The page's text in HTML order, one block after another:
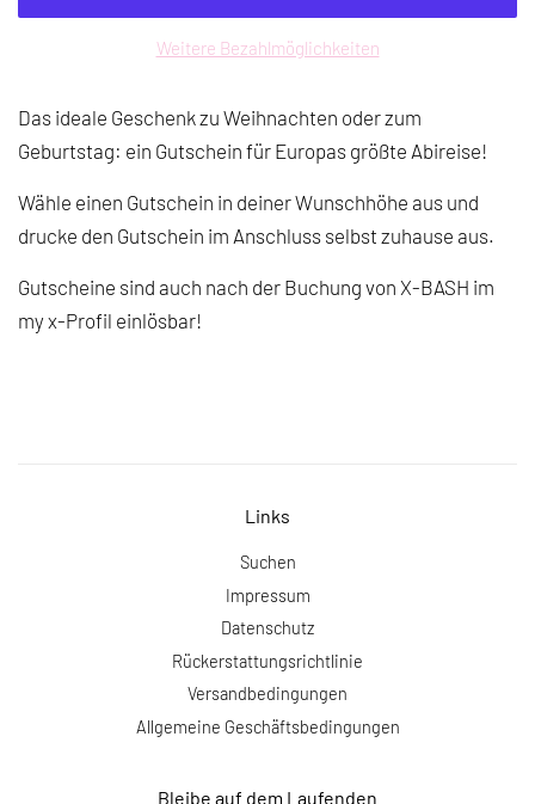
Weitere Bezahlmöglichkeiten
Das ideale Geschenk zu Weihnachten oder zum
Geburtstag: ein Gutschein für Europas größte Abireise!
Wähle einen Gutschein in deiner Wunschhöhe aus und
drucke den Gutschein im Anschluss selbst zuhause aus.
Gutscheine sind auch nach der Buchung von X-BASH im
my x-Profil einlösbar!
Links
Suchen
Impressum
Datenschutz
Rückerstattungsrichtlinie
Versandbedingungen
Allgemeine Geschäftsbedingungen
Bleibe auf dem Laufenden